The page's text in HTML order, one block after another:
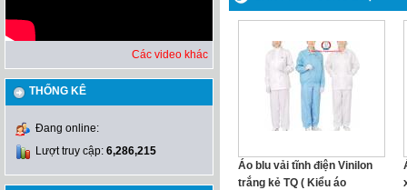
Các video khác
THỐNG KÊ
Đang online:
Lượt truy cập: 6,286,215
Áo blu vải tĩnh điện Vinilon
trắng kẻ TQ ( Kiểu áo